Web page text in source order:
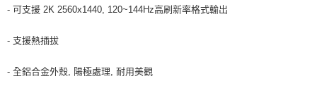
- 可支援 2K 2560x1440, 120~144Hz高刷新率格式輸出
- 支援熱插拔
- 全鋁合金外殼, 陽極處理, 耐用美觀